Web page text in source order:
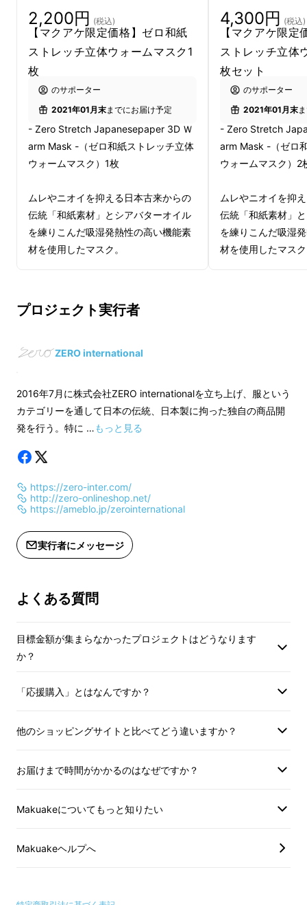
冬を快適にするマスク
ネックウォーマー
寒い冬に通勤時で自転車やバイクを使用する方
ラーの様に風で取れてしまう恐れもありません
2,200円 (税込)
【マクアケ限定価格】ゼロ和紙
ストレッチ立体ウォームマスク1
枚
のサポーター
2021年01月末までにお届け予定
- Zero Stretch Japanesepaper 3D Ｗ
arm Mask -（ゼロ和紙ストレッチ立体
ウォームマスク）1枚
ムレやニオイを抑える日本古来からの
伝統「和紙素材」とシアバターオイル
を練りこんだ吸湿発熱性の高い機能素
材を使用したマスク。
エステル36％ ポリウレタン1％
素材2：アクリル51％ レーヨン42％ ポ
サイズ：S・M・Lのいずれか
のいずれか
生産：日本製
※送料無料になります。
4,300円 (税込)
【マクアケ限
ストレッチ立体
枚セット
のサポーター
2021年01月末
- Zero Stretch
arm Mask -（ゼロ
ウォームマスク）2
ムレやニオイを抑
伝統「和紙素材」
を練りこんだ吸湿
材を使用したマス
のいずれか
生産：日本製
プロジェクト実行者
ZERO international
2016年7月に株式会社ZERO internationalを立ち上げ、服という
カテゴリーを通して日本の伝統、日本製に拘った独自の商品開
発を行う。特に …もっと見る
https://zero-inter.com/
http://zero-onlineshop.net/
https://ameblo.jp/zerointernational
実行者にメッセージ
よくある質問
目標金額が集まらなかったプロジェクトはどうなります
か？
「応援購入」とはなんですか？
他のショッピングサイトと比べてどう違いますか？
お届けまで時間がかかるのはなぜですか？
Makuakeについてもっと知りたい
Makuakeヘルプへ